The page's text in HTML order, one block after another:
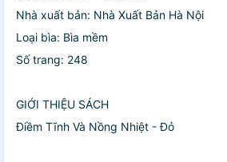
Nhà xuất bản: Nhà Xuất Bản Hà Nội
Loại bìa: Bìa mềm
Số trang: 248
GIỚI THIỆU SÁCH
Điềm Tĩnh Và Nồng Nhiệt - Đỏ